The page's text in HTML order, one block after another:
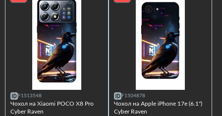
F1513548
Чохол на Xiaomi POCO X8 Pro
Cyber Raven
F1504878
Чохол на Apple iPhone 17e (6.1")
Cyber Raven